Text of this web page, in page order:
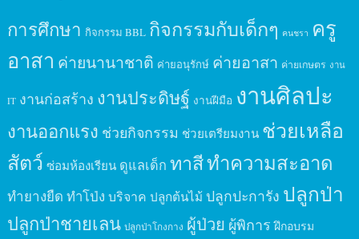
การศึกษา กิจกรรม BBL กิจกรรมกับเด็กๆ คนชรา ครู
อาสา ค่ายนานาชาติ ค่ายอนุรักษ์ ค่ายอาสา ค่ายเกษตร งาน
IT งานก่อสร้าง งานประดิษฐ์ งานฝีมือ งานศิลปะ
งานออกแรง ช่วยกิจกรรม ช่วยเตรียมงาน ช่วยเหลือ
สัตว์ ซ่อมห้องเรียน ดูแลเด็ก ทาสีทำความสะอาด
ทำยางยืด ทำโป่ง บริจาค ปลูกต้นไม้ ปลูกปะการัง ปลูกป่า
ปลูกป่าชายเลน ปลูกป่าโกงกาง ผู้ป่วย ผู้พิการ ฝึกอบรม